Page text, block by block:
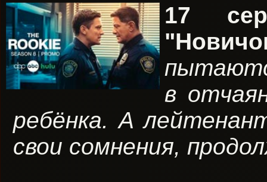
17
в
ребёнка. А
свои сомнения,